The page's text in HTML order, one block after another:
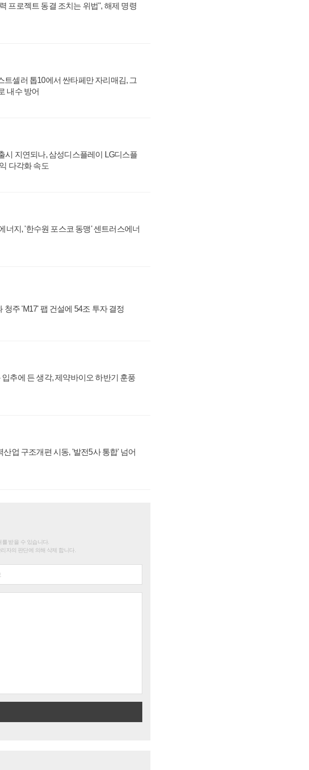
프로젝트 동결 조치는 위법", 해제 명령
트셀러 톱10에서 싼타페만 자리매김, 그
내수 방어
시 지연되나, 삼성디스플레이 LG디스플
다각화 속도
너지, '한수원 포스코 동맹' 센트러스에너
청주 'M17' 팹 건설에 54조 투자 결정
추에 든 생각, 제약바이오 하반기 훈풍
업 구조개편 시동, '발전5사 통합' 넘어
받을 수 있습니다.
자의 판단에 의해 삭제 합니다.